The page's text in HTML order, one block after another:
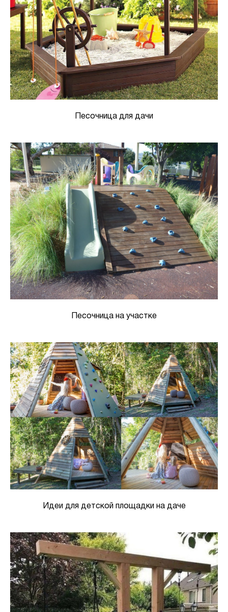
Песочница для дачи
Песочница на участке
Идеи для детской площадки на даче